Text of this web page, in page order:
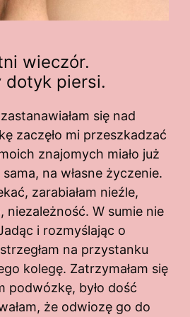
wieczór.
dotyk piersi.
się nad
zaczęło mi przeszkadzać
znajomych miało już
na własne życzenie.
zarabiałam nieźle,
niezależność. W sumie nie
i rozmyślając o
na przystanku
kolegę. Zatrzymałam się
podwózkę, było dość
że odwiozę go do